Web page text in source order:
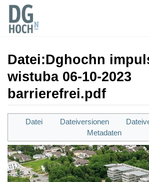
Datei:Dghochn
wistuba 06-10-2023
barrierefrei.pdf
Wechseln zu: Navigation,Suche
Datei Dateiversionen
Metadaten